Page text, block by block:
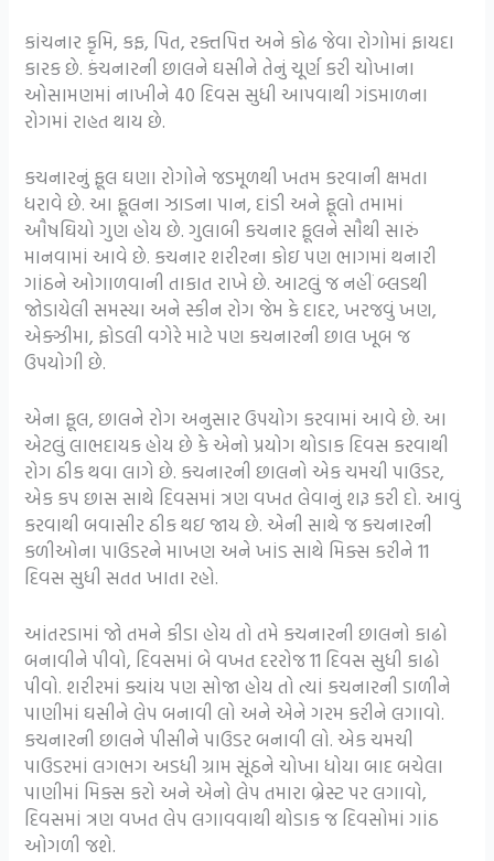
કાંચનાર કૃમિ, કફ, પિત, રક્તપિત્ત અને કોઢ જેવા રોગોમાં ફાયદા
કારક છે. કંચનારની છાલને ઘસીને તેનું ચૂર્ણ કરી ચોખાના
ઓસામણમાં નાખીને 40 દિવસ સુધી આપવાથી ગંડમાળના
રોગમાં રાહત થાય છે.
કચનારનું ફૂલ ઘણા રોગોને જડમૂળથી ખતમ કરવાની ક્ષમતા
ધરાવે છે. આ ફૂલના ઝાડના પાન, દાંડી અને ફૂલો તમામાં
ઔષઘિયો ગુણ હોય છે. ગુલાબી કચનાર ફૂલને સૌથી સારું
માનવામાં આવે છે. કચનાર શરીરના કોઇ પણ ભાગમાં થનારી
ગાંઠને ઓગાળવાની તાકાત રાખે છે. આટલું જ નહીં બ્લડથી
જોડાયેલી સમસ્યા અને સ્કીન રોગ જેમ કે દાદર, ખરજવું ખણ,
એક્ઝીમા, ફોડલી વગેરે માટે પણ કચનારની છાલ ખૂબ જ
ઉપયોગી છે.
એના ફૂલ, છાલને રોગ અનુસાર ઉપયોગ કરવામાં આવે છે. આ
એટલું લાભદાયક હોય છે કે એનો પ્રયોગ થોડાક દિવસ કરવાથી
રોગ ઠીક થવા લાગે છે. કચનારની છાલનો એક ચમચી પાઉડર,
એક કપ છાસ સાથે દિવસમાં ત્રણ વખત લેવાનું શરૂ કરી દો. આવું
કરવાથી બવાસીર ઠીક થઇ જાય છે. એની સાથે જ કચનારની
કળીઓના પાઉડરને માખણ અને ખાંડ સાથે મિક્સ કરીને 11
દિવસ સુધી સતત ખાતા રહો.
આંતરડામાં જો તમને કીડા હોય તો તમે કચનારની છાલનો કાઢો
બનાવીને પીવો, દિવસમાં બે વખત દરરોજ 11 દિવસ સુધી કાઢો
પીવો. શરીરમાં ક્યાંય પણ સોજા હોય તો ત્યાં કચનારની ડાળીને
પાણીમાં ઘસીને લેપ બનાવી લો અને એને ગરમ કરીને લગાવો.
કચનારની છાલને પીસીને પાઉડર બનાવી લો. એક ચમચી
પાઉડરમાં લગભગ અડધી ગ્રામ સૂંઠને ચોખા ધોયા બાદ બચેલા
પાણીમાં મિક્સ કરો અને એનો લેપ તમારા બ્રેસ્ટ પર લગાવો,
દિવસમાં ત્રણ વખત લેપ લગાવવાથી થોડાક જ દિવસોમાં ગાંઠ
ઓગળી જશે.